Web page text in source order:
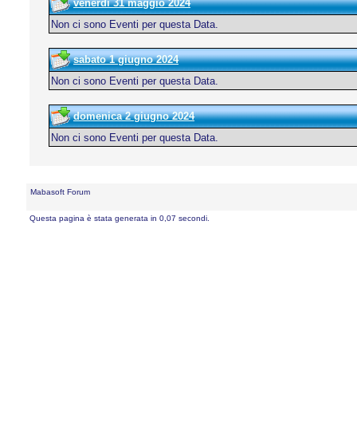
venerdì 31 maggio 2024
Non ci sono Eventi per questa Data.
sabato 1 giugno 2024
Non ci sono Eventi per questa Data.
domenica 2 giugno 2024
Non ci sono Eventi per questa Data.
Mabasoft Forum
Questa pagina è stata generata in 0,07 secondi.